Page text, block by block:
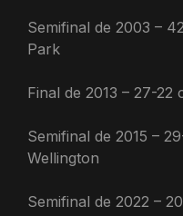
Semifinal de 2003 –
Park
Final de 2013 – 27-
Semifinal de 2015 –
Wellington
Semifinal de 2022 –